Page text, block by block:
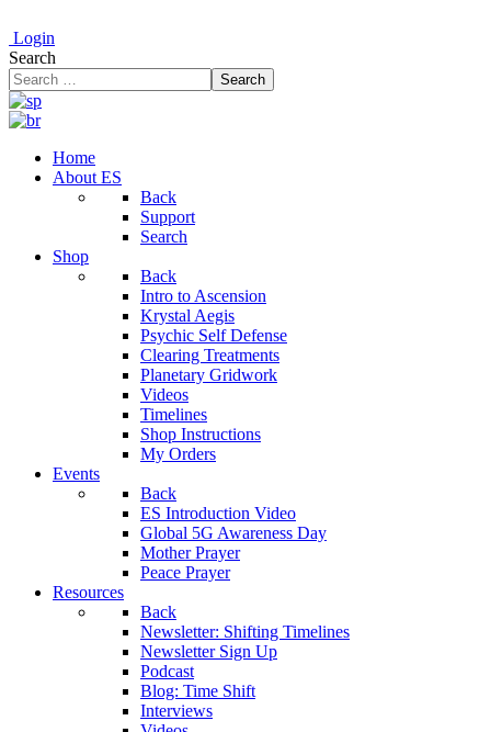
Login
Search
Search
Home
About ES
Back
Support
Search
Shop
Back
Intro to Ascension
Krystal Aegis
Psychic Self Defense
Clearing Treatments
Planetary Gridwork
Videos
Timelines
Shop Instructions
My Orders
Events
Back
ES Introduction Video
Global 5G Awareness Day
Mother Prayer
Peace Prayer
Resources
Back
Newsletter: Shifting Timelines
Newsletter Sign Up
Podcast
Blog: Time Shift
Interviews